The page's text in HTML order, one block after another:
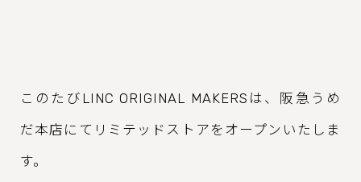
このたびLINC ORIGINAL MAKERSは、阪急うめ
だ本店にてリミテッドストアをオープンいたしま
す。